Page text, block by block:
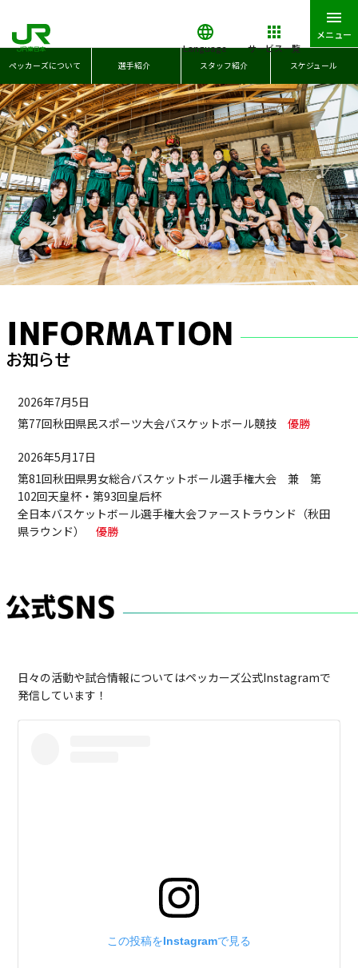
Language サービス一覧
メニュー
ペッカーズについて 選手紹介 スタッフ紹介 スケジュール
2026年7月5日
第77回秋田県民スポーツ大会バスケットボール競技優勝
2026年5月17日
第81回秋田県男女総合バスケットボール選手権大会 兼 第
102回天皇杯・第93回皇后杯
全日本バスケットボール選手権大会ファーストラウンド（秋田
県ラウンド）優勝
日々の活動や試合情報についてはペッカーズ公式Instagramで
発信しています！
この投稿をInstagramで見る